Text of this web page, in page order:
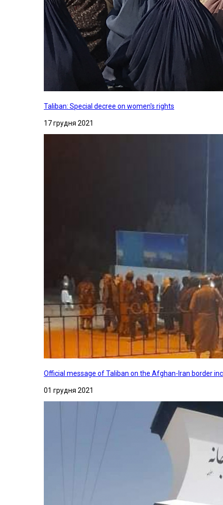
Taliban: Special decree on women's rights
17 грудня 2021
Official message of Taliban on the Afghan-Iran border
01 грудня 2021